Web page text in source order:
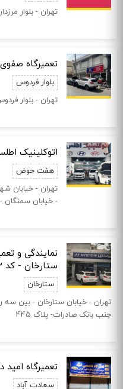
تهران - بلوار
تعمیرگاه
بلوار فردوس
تهران - بلوار
اتوکلینیک
هفت حوض
تهران - خیابان
- خیابان
نمایندگی و
ستارخان - کد 203
ستارخان
تهران - خيابان ستارخان - بين سه
جنب بانک صادرات- پلاک 445
تعمیرگاه امید
سعادت آباد